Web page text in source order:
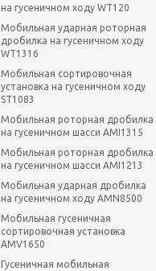
на гусеничном ходу WT120
Мобильная ударная роторная
дробилка на гусеничном ходу
WT1316
Мобильная сортировочная
установка на гусеничном ходу
ST1083
Мобильная роторная дробилка
на гусеничном шасси AMI1315
Мобильная роторная дробилка
на гусеничном шасси AMI1213
Мобильная ударная дробилка
на гусеничном ходу AMN8500
Мобильная гусеничная
сортировочная установка
AMV1650
Гусеничная мобильная